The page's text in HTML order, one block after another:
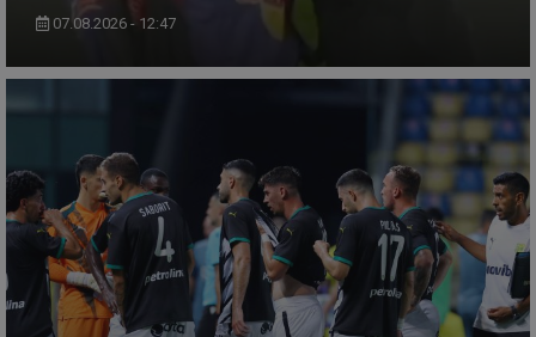
07.08.2026 - 12:47